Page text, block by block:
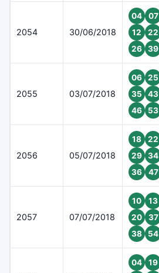
2054 30/06/2018
04
07
12
22
26
39
2055 03/07/2018
06
25
35
43
46
53
2056 05/07/2018
18
22
29
34
36
47
2057 07/07/2018
10
13
20
37
38
54
04
19